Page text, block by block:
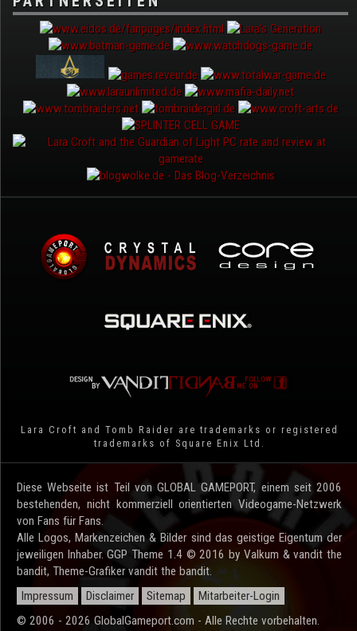
Lara Croft and Tomb Raider are trademarks or registered
trademarks of Square Enix Ltd.
Diese Webseite ist Teil von GLOBAL GAMEPORT, einem seit 2006
bestehenden, nicht kommerziell orientierten Videogame-Netzwerk
von Fans für Fans.
Alle Logos, Markenzeichen & Bilder sind das geistige Eigentum der
jeweiligen Inhaber. GGP Theme 1.4 © 2016 by Valkum & vandit the
bandit, Theme-Grafiker vandit the bandit.
Impressum
Disclaimer Sitemap
Mitarbeiter-Login
© 2006 - 2026 GlobalGameport.com - Alle Rechte vorbehalten.